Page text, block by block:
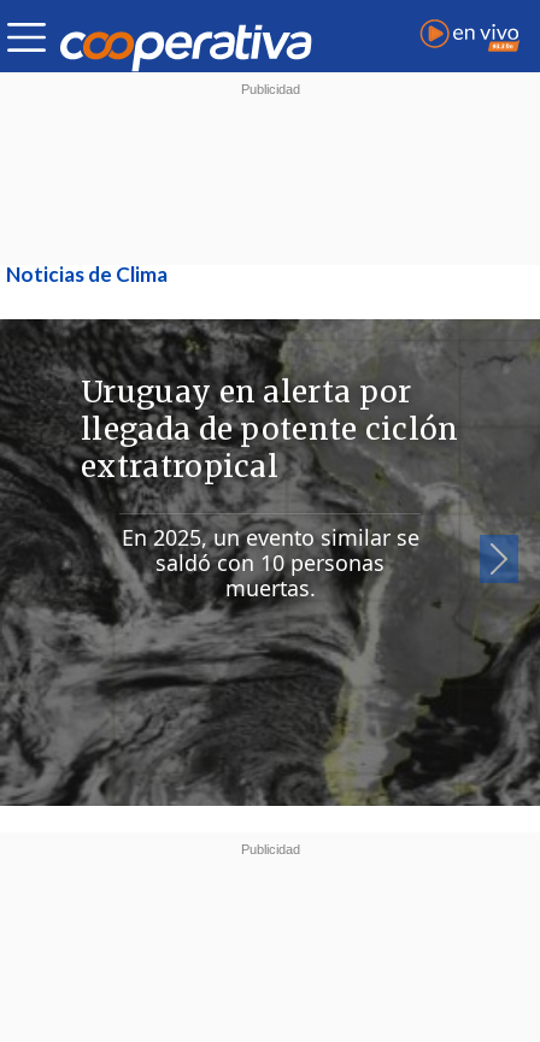
Noticias de Clima
Uruguay en alerta por
llegada de potente ciclón
extratropical
En 2025, un evento similar se
saldó con 10 personas
muertas.